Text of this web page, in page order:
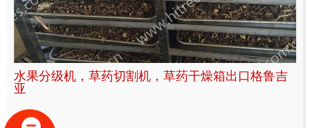
水果分级机，草药切割机，草药干燥箱出口格鲁吉
亚